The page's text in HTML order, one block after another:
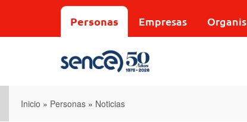
Personas Empresas
Inicio » Personas » Noticias